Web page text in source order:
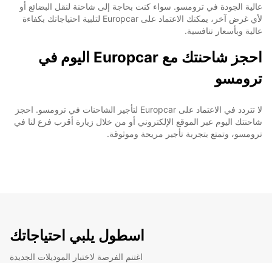
عالية الجودة في ترومسو. سواء كنت بحاجة إلى شاحنة لنقل البضائع أو
لأي غرض آخر، يمكنك الاعتماد على Europcar لتلبية احتياجاتك بكفاءة
عالية وبأسعار تنافسية.
احجز شاحنتك مع Europcar اليوم في
ترومسو
لا تتردد في الاعتماد على Europcar لتأجير الشاحنات في ترومسو. احجز
شاحنتك اليوم عبر الموقع الإلكتروني أو من خلال زيارة أقرب فرع لنا في
ترومسو، وتمتع بتجربة تأجير مريحة وموثوقة.
اسطول يلبي احتياجاتك
اغتنم الفرصة لاختبار الموديلات الجديدة